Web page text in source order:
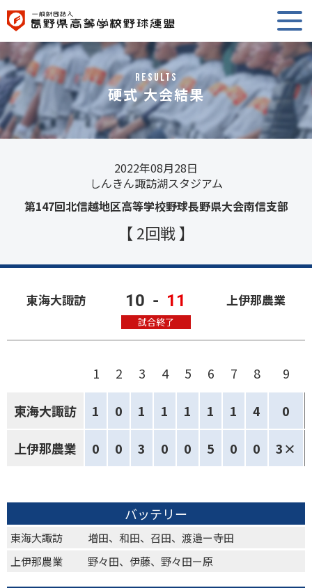
RESULTS
硬式 大会結果
2022年08月28日
しんきん諏訪湖スタジアム
第147回北信越地区高等学校野球長野県大会南信支部
【 2回戦 】
東海大諏訪 10 - 11
試合終了
上伊那農業
1 2 3 4 5 6 7 8 9
東海大諏訪 1 0 1 1 1 1 1 4 0
上伊那農業 0 0 3 0 0 5 0 0 3×
バッテリー
東海大諏訪
増田、和田、召田、渡邉ー寺田
上伊那農業
野々田、伊藤、野々田ー原